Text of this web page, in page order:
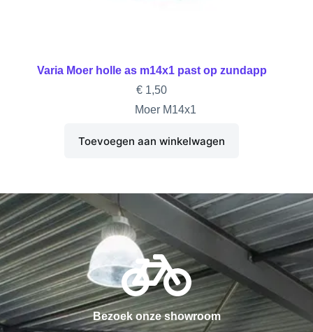
Varia Moer holle as m14x1 past op zundapp
€ 1,50
Moer M14x1
Toevoegen aan winkelwagen
Bezoek onze showroom